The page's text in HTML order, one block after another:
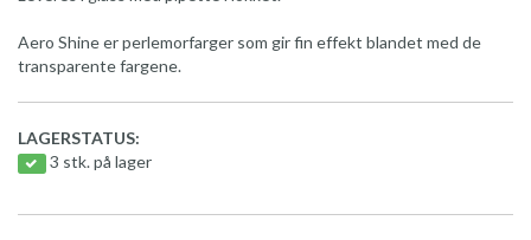
Aero Shine er perlemorfarger som gir fin effekt blandet med de
transparente fargene.
LAGERSTATUS:
3 stk. på lager